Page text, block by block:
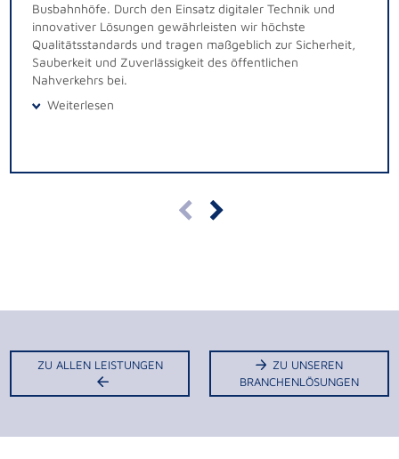
Busbahnhöfe. Durch den Einsatz digitaler Technik und
innovativer Lösungen gewährleisten wir höchste
Qualitätsstandards und tragen maßgeblich zur Sicherheit,
Sauberkeit und Zuverlässigkeit des öffentlichen
Nahverkehrs bei.
Weiterlesen
können wir schnell auf besondere Ereignisse wie
Sportveranstaltungen reagieren. Die Anpassungsfähigkeit
unseres Personals bei Streckensperrungen und Notfällen
sowie transparente Kommunikation und proaktive
Benachrichtigungen stärken die Kundenbeziehung und
unterstützen die Projektziele.
ZU ALLEN LEISTUNGEN
ZU UNSEREN
BRANCHENLÖSUNGEN